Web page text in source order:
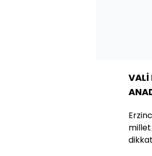
VALİ
millet